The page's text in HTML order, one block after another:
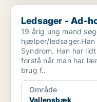
Ledsager - Ad-hoc,
Ledsager - Ad-
19 årig ung mand
hjælper/ledsager.Han
Syndrom. Han har
forstå når man har
brug f..
Område
Vallensbæk